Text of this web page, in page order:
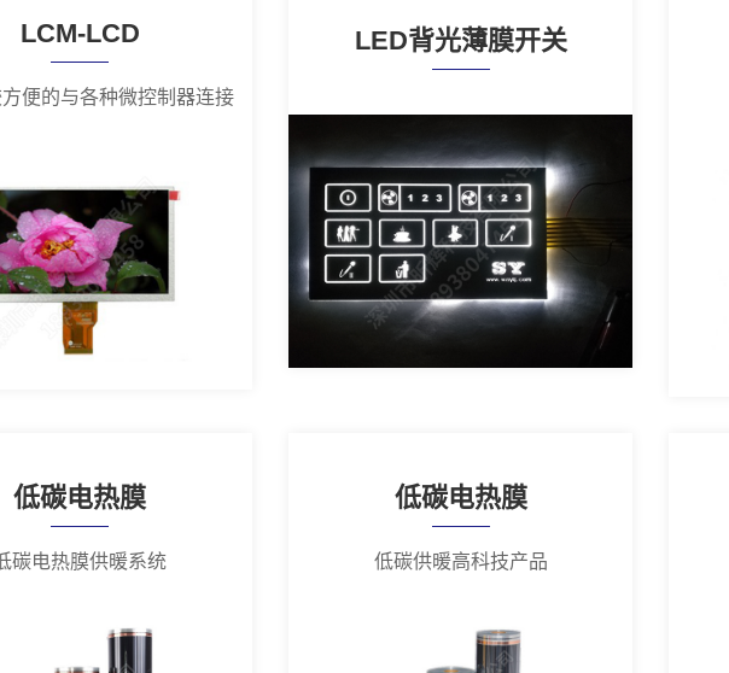
LCM-LCD
便的与各种微控制器连接
LED背光薄膜开关
低碳电热膜
碳电热膜供暖系统
低碳电热膜
低碳供暖高科技产品